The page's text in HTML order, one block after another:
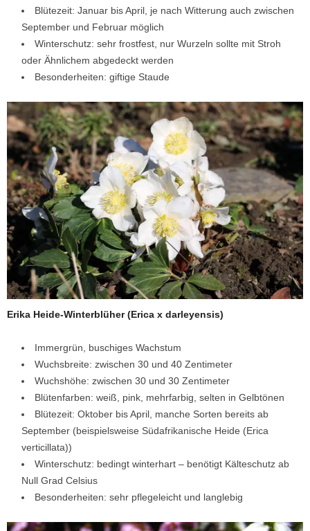
Blütezeit: Januar bis April, je nach Witterung auch zwischen
September und Februar möglich
Winterschutz: sehr frostfest, nur Wurzeln sollte mit Stroh
oder Ähnlichem abgedeckt werden
Besonderheiten: giftige Staude
Erika Heide-Winterblüher (Erica x darleyensis)
Immergrün, buschiges Wachstum
Wuchsbreite: zwischen 30 und 40 Zentimeter
Wuchshöhe: zwischen 30 und 30 Zentimeter
Blütenfarben: weiß, pink, mehrfarbig, selten in Gelbtönen
Blütezeit: Oktober bis April, manche Sorten bereits ab
September (beispielsweise Südafrikanische Heide (Erica
verticillata))
Winterschutz: bedingt winterhart – benötigt Kälteschutz ab
Null Grad Celsius
Besonderheiten: sehr pflegeleicht und langlebig